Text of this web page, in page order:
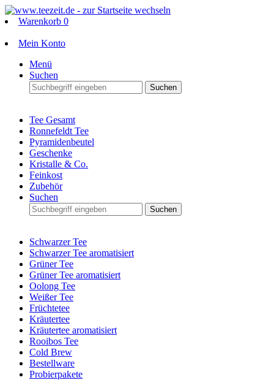
Warenkorb 0
Mein Konto
Menü
Suchen
Suchen
Tee Gesamt
Ronnefeldt Tee
Pyramidenbeutel
Geschenke
Kristalle & Co.
Feinkost
Zubehör
Suchen
Suchen
Schwarzer Tee
Schwarzer Tee aromatisiert
Grüner Tee
Grüner Tee aromatisiert
Oolong Tee
Weißer Tee
Früchtetee
Kräutertee
Kräutertee aromatisiert
Rooibos Tee
Cold Brew
Bestellware
Probierpakete